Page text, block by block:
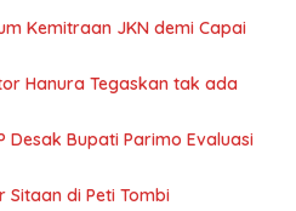
Kemitraan JKN demi Capai
Hanura Tegaskan tak ada
Desak Bupati Parimo Evaluasi
Sitaan di Peti Tombi